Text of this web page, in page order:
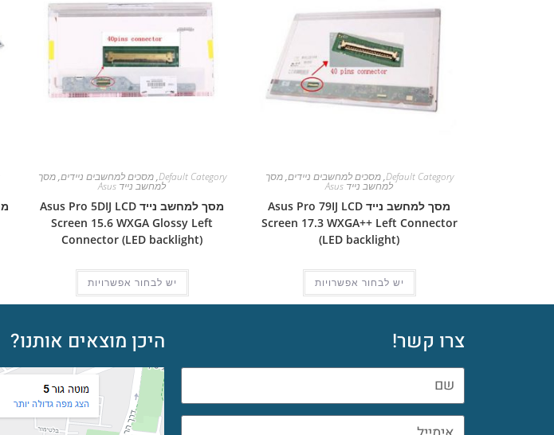
Default Category
,מסכים למחשבים ניידים,מסך
למחשב נייד Asus
מסך למחשב נייד Asus Pro 79IJ LCD
Screen 17.3 WXGA++ Left Connector
(LED backlight)
יש לבחור אפשרויות
Default Category
,מסכים למחשבים ניידים,מסך
למחשב נייד Asus
מסך למחשב נייד Asus Pro 5DIJ LCD
Screen 15.6 WXGA Glossy Left
Connector (LED backlight)
יש לבחור אפשרויות
צרו קשר! היכן מוצאים אותנו?